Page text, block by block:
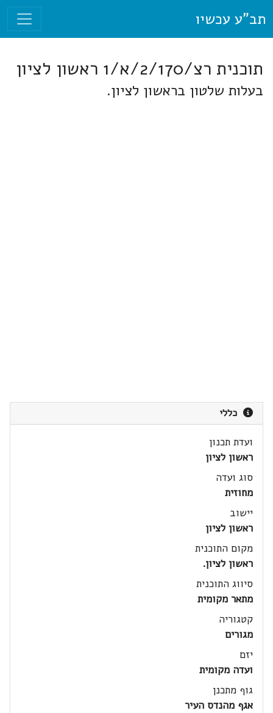
תב"ע עכשיו
תוכנית רצ/2/170/א/1 ראשון לציון
בעלות שלטון בראשון לציון.
כללי
ועדת תכנון
ראשון לציון
סוג ועדה
מחוזית
יישוב
ראשון לציון
מקום התוכנית
ראשון לציון.
סיווג התוכנית
מתאר מקומית
קטגוריה
מגורים
יזם
ועדה מקומית
גוף מתכנן
אגף מהנדס העיר